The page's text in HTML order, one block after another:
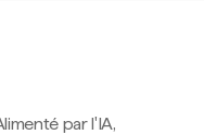
par l'IA,